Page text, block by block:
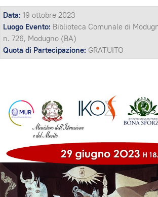
Data: 19 ottobre 2023
Luogo Evento: Biblioteca Comunale di
n. 726, Modugno (BA)
Quota di Partecipazione: GRATUITO